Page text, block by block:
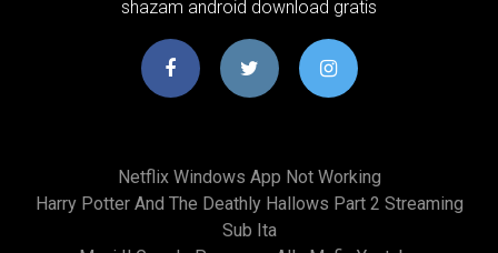
shazam android download gratis
Netflix Windows App Not Working
Harry Potter And The Deathly Hallows Part 2 Streaming
Sub Ita